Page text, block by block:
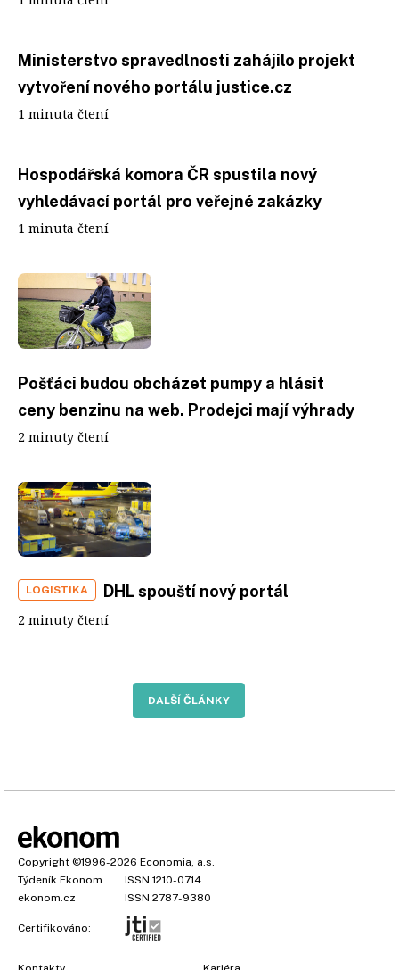
Ministerstvo spravedlnosti zahájilo projekt
vytvoření nového portálu justice.cz
1 minuta čtení
Hospodářská komora ČR spustila nový
vyhledávací portál pro veřejné zakázky
1 minuta čtení
Pošťáci budou obcházet pumpy a hlásit
ceny benzinu na web. Prodejci mají výhrady
2 minuty čtení
LOGISTIKA DHL spouští nový portál
2 minuty čtení
DALŠÍ ČLÁNKY
Copyright ©1996-2026 Economia, a.s.
Týdeník Ekonom
ISSN 1210-0714
ekonom.cz
ISSN 2787-9380
Certifikováno: